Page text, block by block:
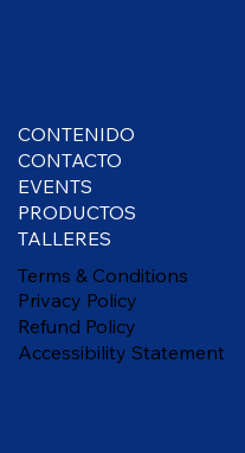
CONTENIDO
CONTACTO
EVENTS
PRODUCTOS
TALLERES
Terms & Conditions
Privacy Policy
Refund Policy
Accessibility Statement